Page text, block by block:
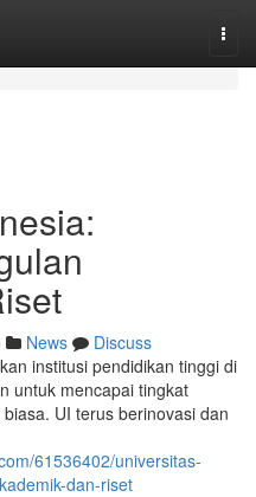
News
Discuss
institusi pendidikan tinggi di
untuk mencapai tingkat
UI terus berinovasi dan
61536402/universitas-
dan-riset